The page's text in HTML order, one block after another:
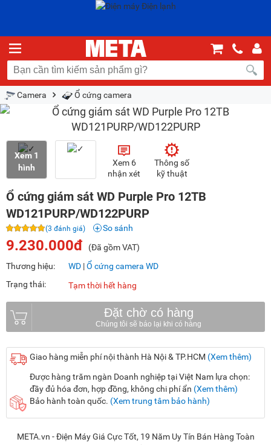
Camera Ổ cứng camera
Xem 1
hình
Xem 6
nhận xét
Thông số
kỹ thuật
Ổ cứng giám sát WD Purple Pro 12TB
WD121PURP/WD122PURP
(3 đánh giá) So sánh
9.230.000đ
(Đã gồm VAT)
Thương hiệu:
WD |Ổ cứng camera WD
Trạng thái:
Tạm thời hết hàng
Đặt chờ có hàng
Giao hàng miễn phí nội thành Hà Nội & TP.HCM (Xem thêm)
Được hàng trăm ngàn Doanh nghiệp tại Việt Nam lựa chọn:
đầy đủ hóa đơn, hợp đồng, không chi phí ẩn (Xem thêm)
Bảo hành toàn quốc. (Xem trung tâm bảo hành)
META.vn - Điện Máy Giá Cực Tốt, 19 Năm Uy Tín Bán Hàng Toàn